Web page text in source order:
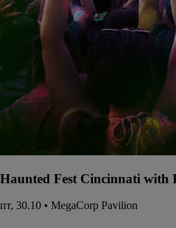
Haunted Fest Cincinnati with
пт, 30.10 • MegaCorp Pavilion